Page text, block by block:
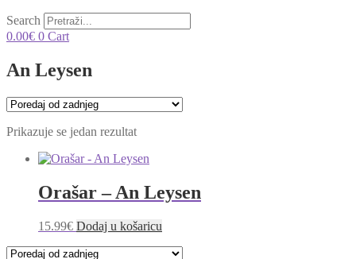
Search
0.00€ 0 Cart
An Leysen
Prikazuje se jedan rezultat
Orašar – An Leysen
15.99€ Dodaj u košaricu